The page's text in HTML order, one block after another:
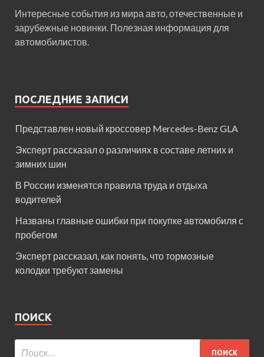
Интересные события из мира авто, отечественные и
зарубежные новинки. Полезная информация для
автомобилистов.
ПОСЛЕДНИЕ ЗАПИСИ
Представлен новый кроссовер Mercedes-Benz GLA
Эксперт рассказал о различиях в составе летних и
зимних шин
В России изменятся правила труда и отдыха
водителей
Названы главные ошибки при покупке автомобиля с
пробегом
Эксперт рассказал, как понять, что тормозные
колодки требуют замены
ПОИСК